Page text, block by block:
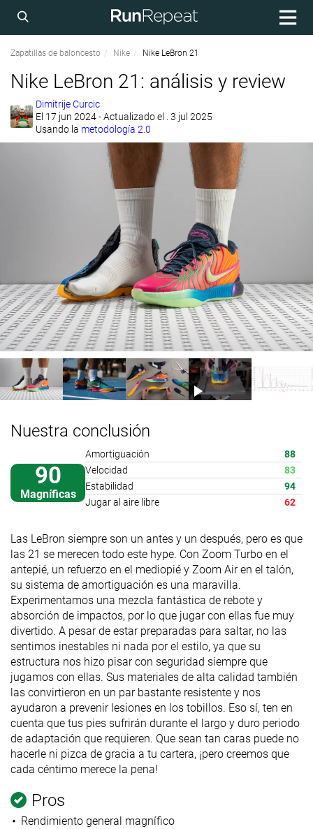
Zapatillas de baloncesto Nike Nike LeBron 21
Nike LeBron 21: análisis y review
Dimitrije Curcic
El 17 jun 2024- Actualizado el . 3 jul 2025
Usando la metodología 2.0
Nuestra conclusión
90
Magníficas
Amortiguación
88
Velocidad
83
Estabilidad
94
Jugar al aire libre
62
Las LeBron siempre son un antes y un después, pero es que
las 21 se merecen todo este hype. Con Zoom Turbo en el
antepié, un refuerzo en el mediopié y Zoom Air en el talón,
su sistema de amortiguación es una maravilla.
Experimentamos una mezcla fantástica de rebote y
absorción de impactos, por lo que jugar con ellas fue muy
divertido. A pesar de estar preparadas para saltar, no las
sentimos inestables ni nada por el estilo, ya que su
estructura nos hizo pisar con seguridad siempre que
jugamos con ellas. Sus materiales de alta calidad también
las convirtieron en un par bastante resistente y nos
ayudaron a prevenir lesiones en los tobillos. Eso sí, ten en
cuenta que tus pies sufrirán durante el largo y duro periodo
de adaptación que requieren. Que sean tan caras puede no
hacerle ni pizca de gracia a tu cartera, ¡pero creemos que
cada céntimo merece la pena!
Pros
Rendimiento general magnífico